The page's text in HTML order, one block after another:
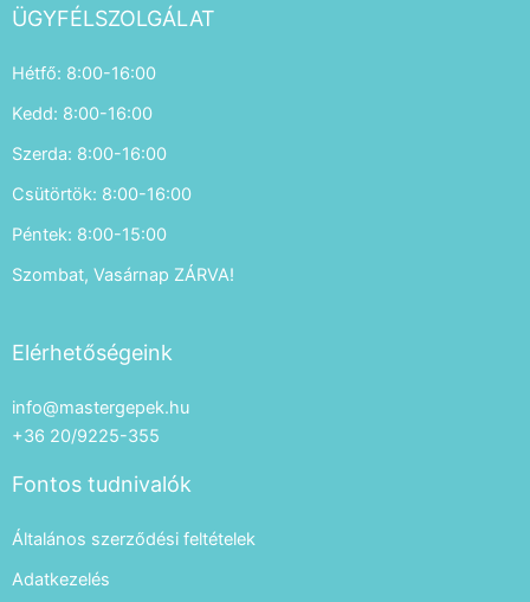
ÜGYFÉLSZOLGÁLAT
Hétfő: 8:00-16:00
Kedd: 8:00-16:00
Szerda: 8:00-16:00
Csütörtök: 8:00-16:00
Péntek: 8:00-15:00
Szombat, Vasárnap ZÁRVA!
Elérhetőségeink
info@mastergepek.hu
+36 20/9225-355
Fontos tudnivalók
Általános szerződési feltételek
Adatkezelés